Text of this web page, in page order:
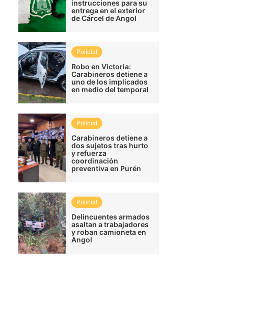
instrucciones para su
entrega en el exterior
de Cárcel de Angol
Policial
Robo en Victoria:
Carabineros detiene a
uno de los implicados
en medio del temporal
Policial
Carabineros detiene a
dos sujetos tras hurto
y refuerza
coordinación
preventiva en Purén
Policial
Delincuentes armados
asaltan a trabajadores
y roban camioneta en
Angol